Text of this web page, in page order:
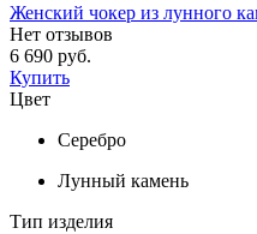
Женский чокер из лунного
Нет отзывов
6 690 руб.
Купить
Цвет
Серебро
Лунный камень
Тип изделия